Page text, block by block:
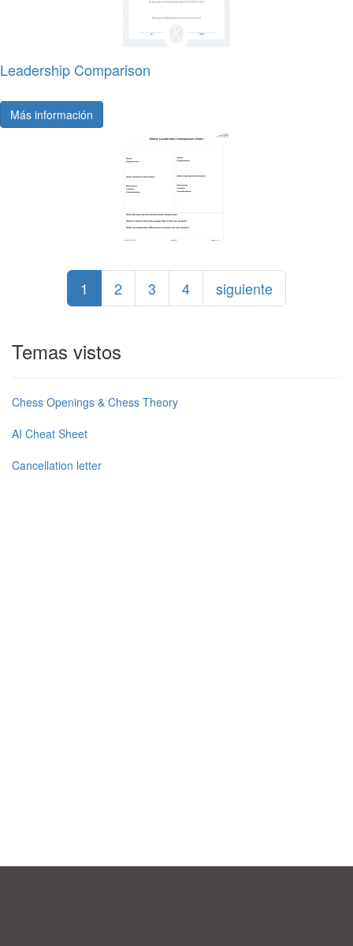
Leadership Comparison
Más información
1 2 3 4 siguiente
Temas vistos
Chess Openings & Chess Theory
AI Cheat Sheet
Cancellation letter